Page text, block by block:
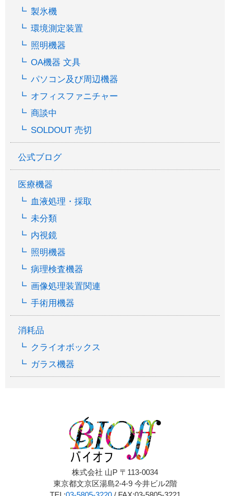
製氷機
環境測定装置
照明機器
OA機器 文具
パソコン及び周辺機器
オフィスファニチャー
商談中
SOLDOUT 売切
公式ブログ
医療機器
血液処理・採取
未分類
内視鏡
照明機器
病理検査機器
画像処理装置関連
手術用機器
消耗品
クライオボックス
ガラス機器
株式会社 山P 〒113-0034
東京都文京区湯島2-4-9 今井ビル2階